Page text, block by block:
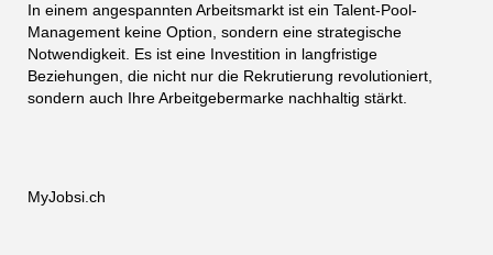
In einem angespannten Arbeitsmarkt ist ein Talent-Pool-
Management keine Option, sondern eine strategische
Notwendigkeit. Es ist eine Investition in langfristige
Beziehungen, die nicht nur die Rekrutierung revolutioniert,
sondern auch Ihre Arbeitgebermarke nachhaltig stärkt.
MyJobsi.ch